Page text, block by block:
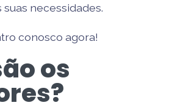
necessidades.
conosco agora!
os